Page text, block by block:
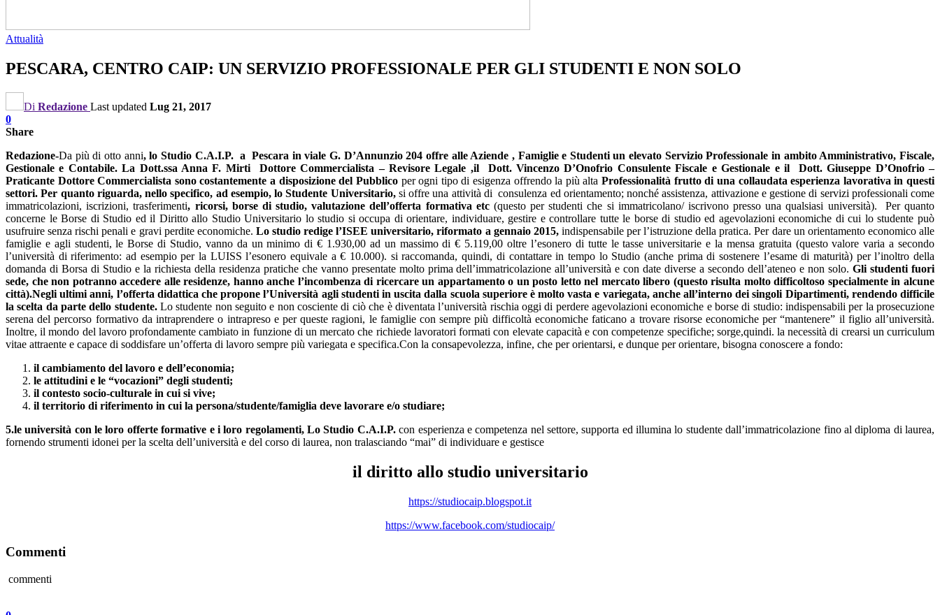
Attualità
PESCARA, CENTRO CAIP: UN SERVIZIO PROFESSIONALE PER GLI STUDENTI E NON SOLO
Di Redazione Last updated Lug 21, 2017
0
Share
Redazione-Da più di otto anni, lo Studio C.A.I.P. a Pescara in viale G. D’Annunzio 204 offre alle Aziende , Famiglie e Studenti un elevato Servizio Professionale in ambito Amministrativo, Fiscale,
Gestionale e Contabile. La Dott.ssa Anna F. Mirti Dottore Commercialista – Revisore Legale ,il Dott. Vincenzo D’Onofrio Consulente Fiscale e Gestionale e il Dott. Giuseppe D’Onofrio –
Praticante Dottore Commercialista sono costantemente a disposizione del Pubblicoper ogni tipo di esigenza offrendo la più altaProfessionalità frutto di una collaudata esperienza lavorativa in questi
settori. Per quanto riguarda, nello specifico, ad esempio, lo Studente Universitario,si offre una attività di consulenza ed orientamento; nonché assistenza, attivazione e gestione di servizi professionali come
immatricolazioni, iscrizioni, trasferimenti, ricorsi, borse di studio, valutazione dell’offerta formativa etc(questo per studenti che si immatricolano/ iscrivono presso una qualsiasi università). Per quanto
concerne le Borse di Studio ed il Diritto allo Studio Universitario lo studio si occupa di orientare, individuare, gestire e controllare tutte le borse di studio ed agevolazioni economiche di cui lo studente può
usufruire senza rischi penali e gravi perdite economiche. Lo studio redige l’ISEE universitario, riformato a gennaio 2015,indispensabile per l’istruzione della pratica. Per dare un orientamento economico alle
famiglie e agli studenti, le Borse di Studio, vanno da un minimo di € 1.930,00 ad un massimo di € 5.119,00 oltre l’esonero di tutte le tasse universitarie e la mensa gratuita (questo valore varia a secondo
l’università di riferimento: ad esempio per la LUISS l’esonero equivale a € 10.000). si raccomanda, quindi, di contattare in tempo lo Studio (anche prima di sostenere l’esame di maturità) per l’inoltro della
domanda di Borsa di Studio e la richiesta della residenza pratiche che vanno presentate molto prima dell’immatricolazione all’università e con date diverse a secondo dell’ateneo e non solo.Gli studenti fuori
sede, che non potranno accedere alle residenze, hanno anche l’incombenza di ricercare un appartamento o un posto letto nel mercato libero (questo risulta molto difficoltoso specialmente in alcune
città).Negli ultimi anni, l’offerta didattica che propone l’Università agli studenti in uscita dalla scuola superiore è molto vasta e variegata, anche all’interno dei singoli Dipartimenti, rendendo difficile
la scelta da parte dello studente.Lo studente non seguito e non cosciente di ciò che è diventata l’università rischia oggi di perdere agevolazioni economiche e borse di studio: indispensabili per la prosecuzione
serena del percorso formativo da intraprendere o intrapreso e per queste ragioni, le famiglie con sempre più difficoltà economiche faticano a trovare risorse economiche per “mantenere” il figlio all’università.
Inoltre, il mondo del lavoro profondamente cambiato in funzione di un mercato che richiede lavoratori formati con elevate capacità e con competenze specifiche; sorge,quindi. la necessità di crearsi un curriculum
vitae attraente e capace di soddisfare un’offerta di lavoro sempre più variegata e specifica.Con la consapevolezza, infine, che per orientarsi, e dunque per orientare, bisogna conoscere a fondo:
il cambiamento del lavoro e dell’economia;
le attitudini e le “vocazioni” degli studenti;
il contesto socio-culturale in cui si vive;
il territorio di riferimento in cui la persona/studente/famiglia deve lavorare e/o studiare;
5.le università con le loro offerte formative e i loro regolamenti, Lo Studio C.A.I.P.con esperienza e competenza nel settore, supporta ed illumina lo studente dall’immatricolazione fino al diploma di laurea,
fornendo strumenti idonei per la scelta dell’università e del corso di laurea, non tralasciando “mai” di individuare e gestisce
il diritto allo studio universitario
https://studiocaip.blogspot.it
https://www.facebook.com/studiocaip/
Commenti
commenti